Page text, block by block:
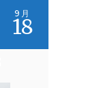
9月
18